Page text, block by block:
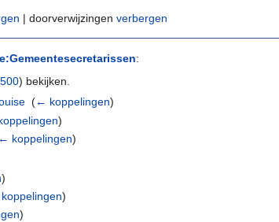
| doorverwijzingen verbergen
:
500) bekijken.
‎(← koppelingen)
)
← koppelingen)
)
)
)